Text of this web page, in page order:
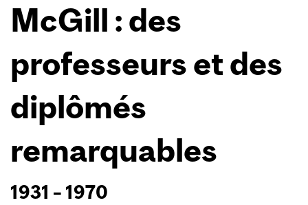
McGill : des
professeurs et des
diplômés
remarquables
1931 – 1970